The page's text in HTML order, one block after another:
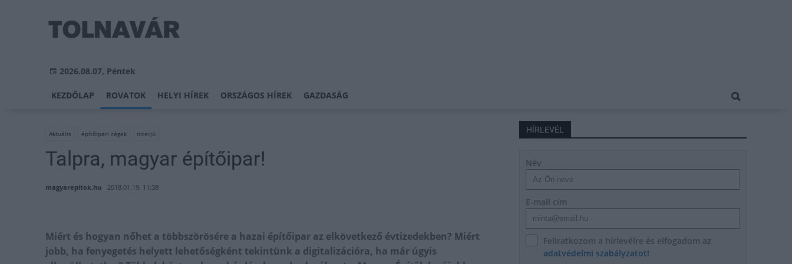
2026.08.07, Péntek
KEZDŐLAP ROVATOK HELYI HÍREK ORSZÁGOS HÍREK GAZDASÁG
Aktuális építőipari cégek interjú
Talpra, magyar építőipar!
magyarepitok.hu 2018.01.19. 11:38
Miért és hogyan nőhet a többszörösére a hazai építőipar az elkövetkező évtizedekben? Miért
jobb, ha fenyegetés helyett lehetőségként tekintünk a digitalizációra, ha már úgyis
HÍRLEVÉL
Név
E-mail cím
Feliratkozom a hírlevélre és elfogadom az
adatvédelmi szabályzatot!